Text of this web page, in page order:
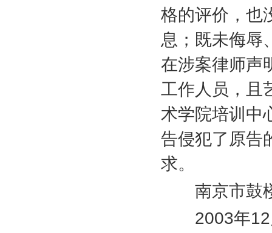
格的评价，也
息；既未侮辱
在涉案律师声
工作人员，且
术学院培训中
告侵犯了原告
求。
南京市鼓楼
2003年12